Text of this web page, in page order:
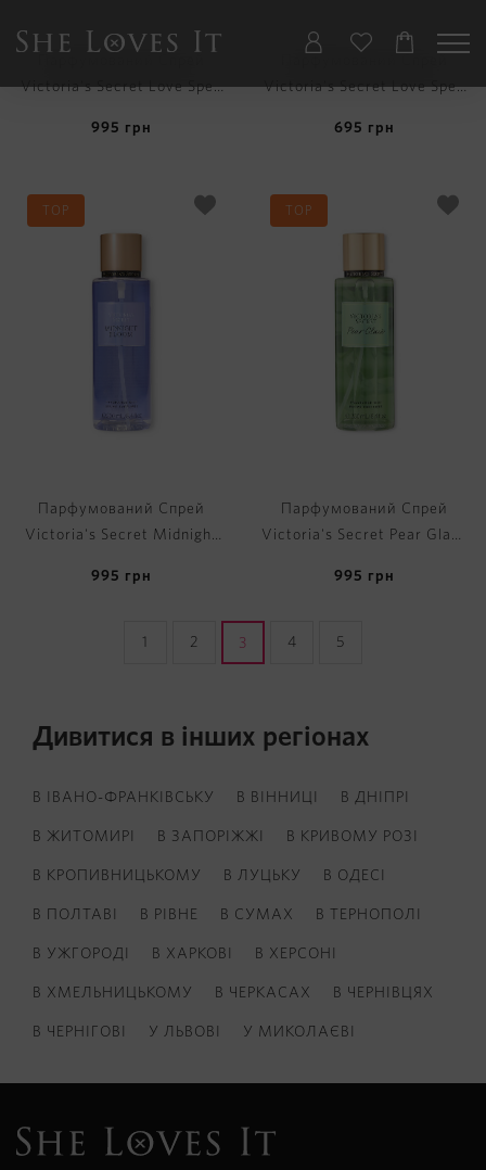
Victoria's Secret Love Spell
Шиммером
995 грн
Victoria's Secret Love Spell
Mist
695 грн
TOP
Парфумований Спрей
Victoria's Secret Midnight
995 грн
TOP
Парфумований Спрей
Victoria's Secret Pear Glacé
995 грн
1 2 3 4 5
Дивитися в інших регіонах
В ІВАНО-ФРАНКІВСЬКУ В ВІННИЦІ В ДНІПРІ
В ЖИТОМИРІ В ЗАПОРІЖЖІ В КРИВОМУ РОЗІ
В КРОПИВНИЦЬКОМУ В ЛУЦЬКУ В ОДЕСІ
В ПОЛТАВІ В РІВНЕ В СУМАХ В ТЕРНОПОЛІ
В УЖГОРОДІ В ХАРКОВІ В ХЕРСОНІ
В ХМЕЛЬНИЦЬКОМУ В ЧЕРКАСАХ В ЧЕРНІВЦЯХ
В ЧЕРНІГОВІ У ЛЬВОВІ У МИКОЛАЄВІ